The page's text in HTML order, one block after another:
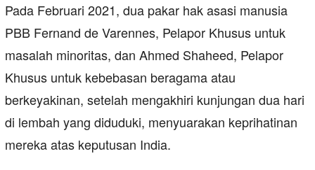
Pada Februari 2021, dua pakar hak asasi manusia
PBB Fernand de Varennes, Pelapor Khusus untuk
masalah minoritas, dan Ahmed Shaheed, Pelapor
Khusus untuk kebebasan beragama atau
berkeyakinan, setelah mengakhiri kunjungan dua hari
di lembah yang diduduki, menyuarakan keprihatinan
mereka atas keputusan India.